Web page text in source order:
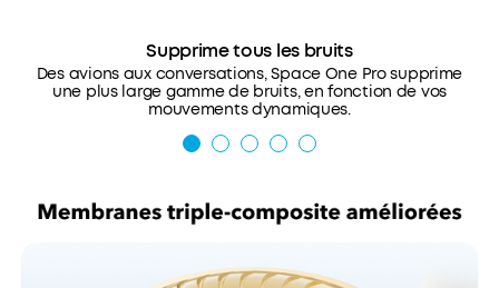
Supprime tous les bruits
Des avions aux conversations, Space One Pro supprime
une plus large gamme de bruits, en fonction de vos
mouvements dynamiques.